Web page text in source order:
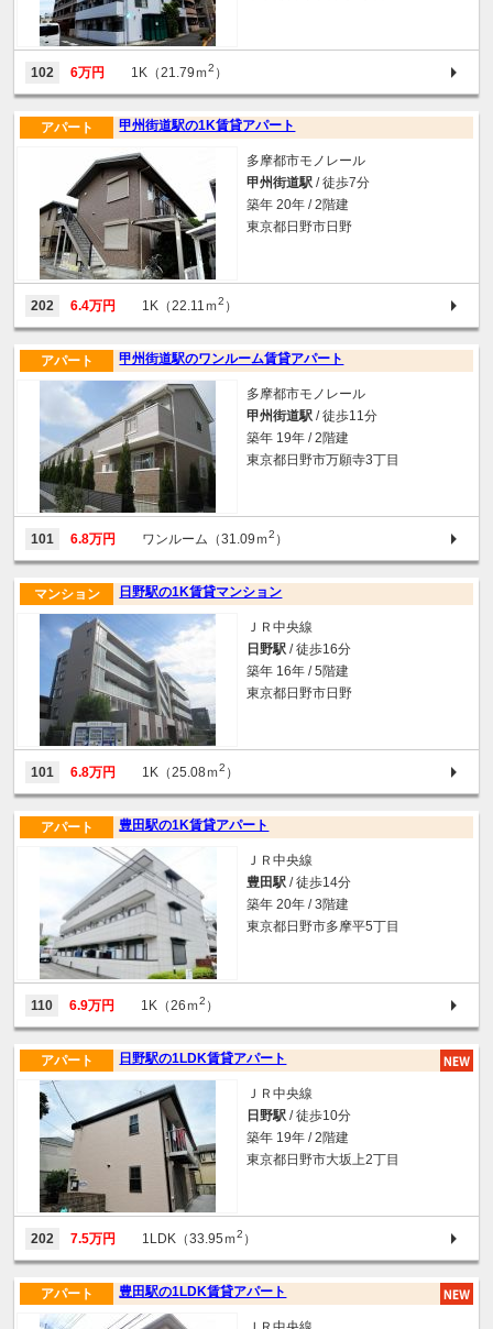
102 6万円 1K（21.79ｍ2 ）
甲州街道駅の1K賃貸アパート
アパート
多摩都市モノレール
甲州街道駅 / 徒歩7分
築年 20年 / 2階建
東京都日野市日野
202 6.4万円 1K（22.11ｍ2 ）
甲州街道駅のワンルーム賃貸アパート
アパート
多摩都市モノレール
甲州街道駅 / 徒歩11分
築年 19年 / 2階建
東京都日野市万願寺3丁目
101 6.8万円 ワンルーム（31.09ｍ2 ）
日野駅の1K賃貸マンション
マンション
ＪＲ中央線
日野駅 / 徒歩16分
築年 16年 / 5階建
東京都日野市日野
101 6.8万円 1K（25.08ｍ2 ）
豊田駅の1K賃貸アパート
アパート
ＪＲ中央線
豊田駅 / 徒歩14分
築年 20年 / 3階建
東京都日野市多摩平5丁目
110 6.9万円 1K（26ｍ2 ）
日野駅の1LDK賃貸アパート
アパート
ＪＲ中央線
日野駅 / 徒歩10分
築年 19年 / 2階建
東京都日野市大坂上2丁目
202 7.5万円 1LDK（33.95ｍ2 ）
豊田駅の1LDK賃貸アパート
アパート